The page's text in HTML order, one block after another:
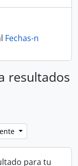
Fechas-n
resultados
para tu